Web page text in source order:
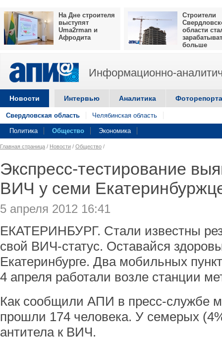
На Дне строителя
выступят
Uma2rman и
Афродита
Строители
области
больше
Информационно-
Новости Интервью Аналитика
Свердловская область Челябинская область
Политика Общество Экономика
Главная страница / Новости / Общество /
Экспресс-тестирование
ВИЧ у семи
5 апреля 2012 16:41
ЕКАТЕРИНБУРГ. Стали известны
свой ВИЧ-статус. Оставайся
Екатеринбурге. Два мобильных
4 апреля работали возле станции
Как сообщили АПИ в пресс-службе
прошли 174 человека. У семерых
антитела к ВИЧ.